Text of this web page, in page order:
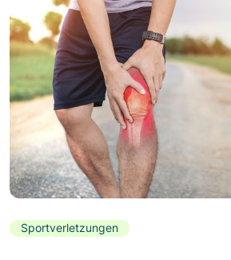
Sportverletzungen